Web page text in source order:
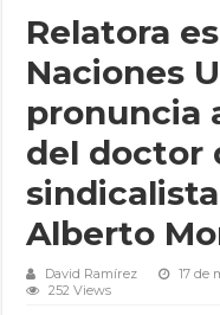
Relatora
Naciones
pronuncia
del doctor
Alberto
David Ramírez 17 de
252 Views